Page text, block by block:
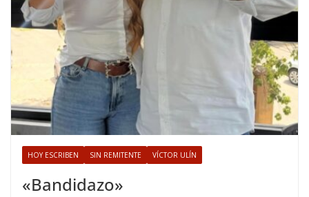
HOY ESCRIBEN SIN REMITENTE VÍCTOR ULÍN
«Bandidazo»